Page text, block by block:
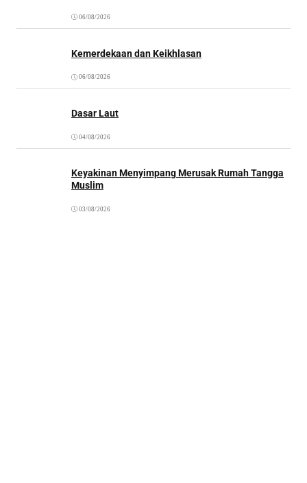
06/08/2026
Kemerdekaan dan Keikhlasan
06/08/2026
Dasar Laut
04/08/2026
Keyakinan Menyimpang Merusak Rumah Tangga
Muslim
03/08/2026